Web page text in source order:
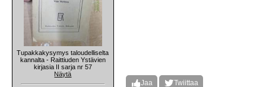
Tupakkakysymys taloudelliselta
kannalta - Raittiuden Ystävien
kirjasia II sarja nr 57
Näytä
Jaa Twiittaa